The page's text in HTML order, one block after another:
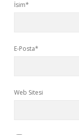
İsim*
E-Posta*
Web Sitesi